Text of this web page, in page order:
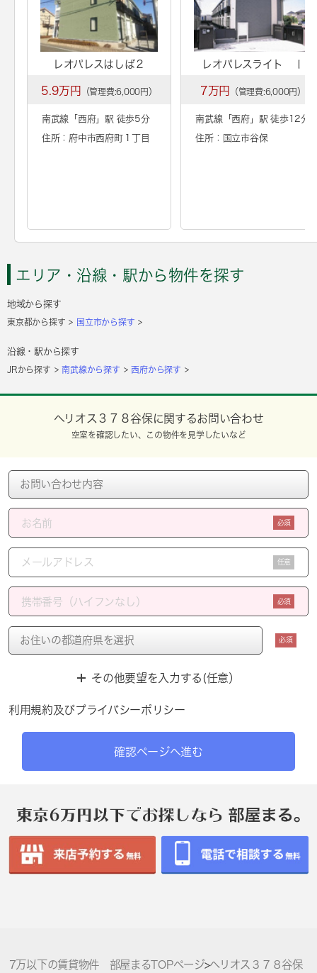
レオパレスはしば２
5.9万円 （管理費:6,000円）
南武線「 西府」駅 徒歩5分
住所：府中市西府町１丁目
レオパレスライト Ⅰ
7万円 （管理費:6,000円）
南武線「西府」駅 徒歩12分
住所：国立市谷保
エリア・沿線・駅から物件を探す
地域から探す
東京都から探す 国立市から探す
沿線・駅から探す
JRから探す 南武線から探す 西府から探す
ヘリオス３７８谷保に関するお問い合わせ
空室を確認したい、この物件を見学したいなど
必須
任意
必須
必須
その他要望を入力する(任意）
利用規約及びプライバシーポリシー
確認ページへ進む
7万以下の賃貸物件 部屋まるTOPページ>ヘリオス３７８谷保